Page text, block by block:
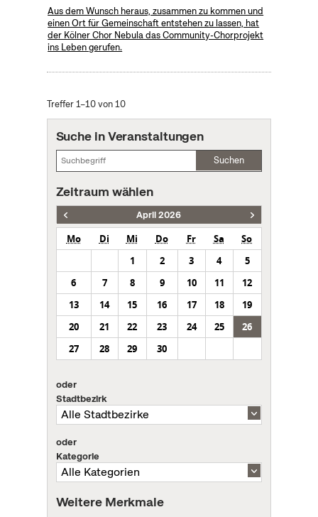
Aus dem Wunsch heraus, zusammen zu kommen und
einen Ort für Gemeinschaft entstehen zu lassen, hat
der Kölner Chor Nebula das Community-Chorprojekt
ins Leben gerufen.
Treffer 1–10 von 10
Suche in Veranstaltungen
Suchen
Zeitraum wählen
April 2026
Mo Di Mi Do Fr Sa
So
1
2 3 4
5
6
7 8 9 10 11
12
13
14 15 16 17 18
19
20
21 22 23 24 25
26
27
28 29 30
oder
Stadtbezirk
oder
Kategorie
Weitere Merkmale